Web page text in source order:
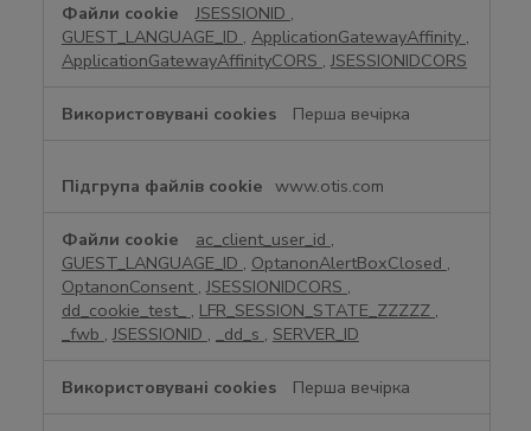
JSESSIONID ,
GUEST_LANGUAGE_ID , ApplicationGatewayAffinity ,
ApplicationGatewayAffinityCORS ,JSESSIONIDCORS
Перша вечірка
www.otis.com
ac_client_user_id ,
GUEST_LANGUAGE_ID , OptanonAlertBoxClosed ,
OptanonConsent ,JSESSIONIDCORS ,
dd_cookie_test_ , LFR_SESSION_STATE_ZZZZZ ,
_fwb ,JSESSIONID , _dd_s , SERVER_ID
Перша вечірка